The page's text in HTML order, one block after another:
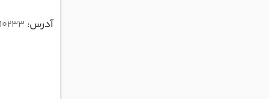
آدرس: